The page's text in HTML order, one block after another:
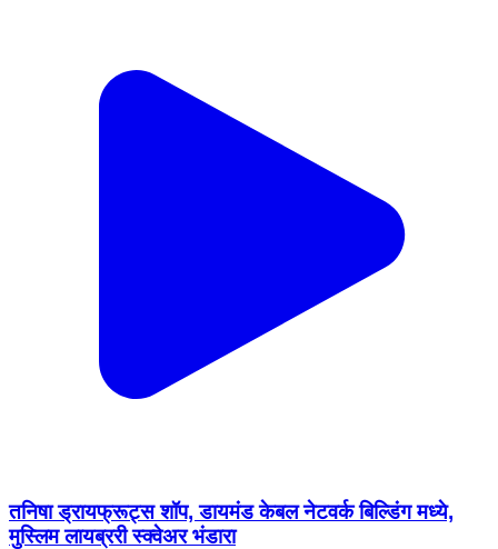
तनिषा ड्रायफ्रूट्स शॉप, डायमंड केबल नेटवर्क बिल्डिंग मध्ये,
मुस्लिम लायब्ररी स्क्वेअर भंडारा